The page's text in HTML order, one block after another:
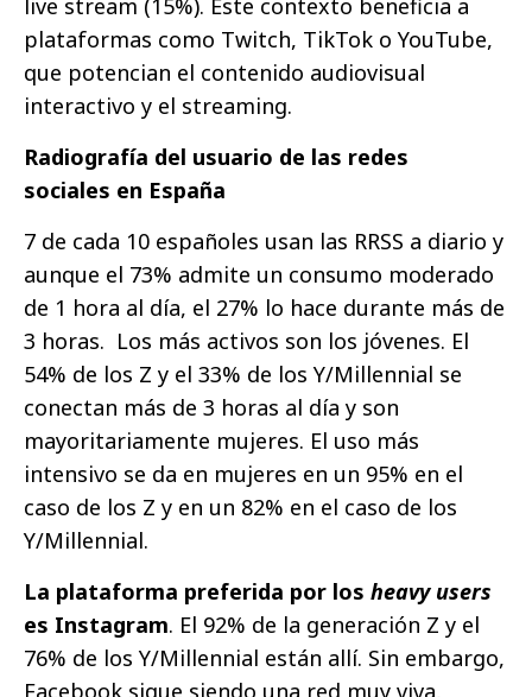
plataformas como Twitch, TikTok o YouTube,
que potencian el contenido audiovisual
interactivo y el streaming.
Radiografía del usuario de las redes
sociales en España
7 de cada 10 españoles usan las RRSS a diario y
aunque el 73% admite un consumo moderado
de 1 hora al día, el 27% lo hace durante más de
3 horas. Los más activos son los jóvenes. El
54% de los Z y el 33% de los Y/Millennial se
conectan más de 3 horas al día y son
mayoritariamente mujeres. El uso más
intensivo se da en mujeres en un 95% en el
caso de los Z y en un 82% en el caso de los
Y/Millennial.
La plataforma preferida por los heavy users
es Instagram. El 92% de la generación Z y el
76% de los Y/Millennial están allí. Sin embargo,
Facebook sigue siendo una red muy viva,